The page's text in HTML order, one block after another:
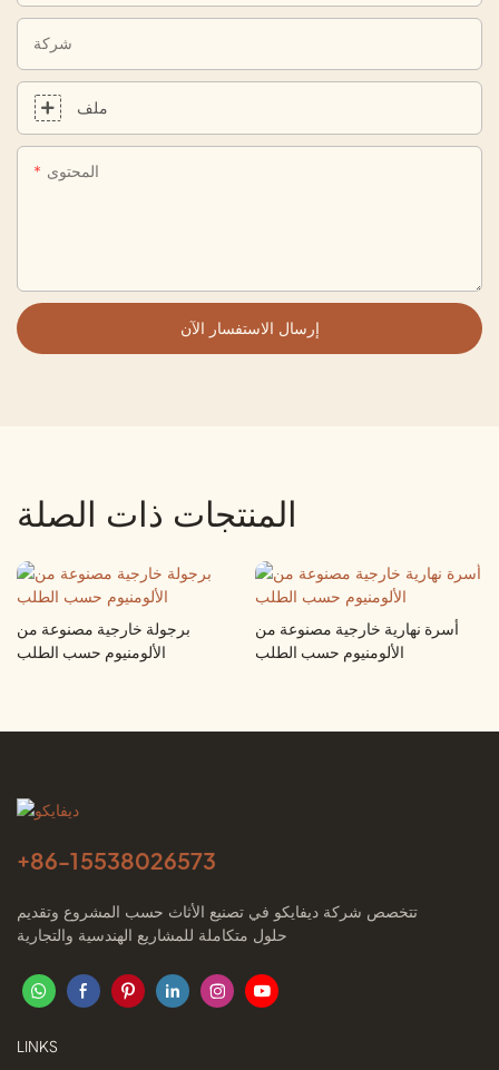
شركة
ملف
المحتوى
إرسال الاستفسار الآن
المنتجات ذات الصلة
برجولة خارجية مصنوعة من
الألومنيوم حسب الطلب
أسرة نهارية خارجية مصنوعة من
الألومنيوم حسب الطلب
+86-15538026573
تتخصص شركة ديفايكو في تصنيع الأثاث حسب المشروع وتقديم
حلول متكاملة للمشاريع الهندسية والتجارية
LINKS